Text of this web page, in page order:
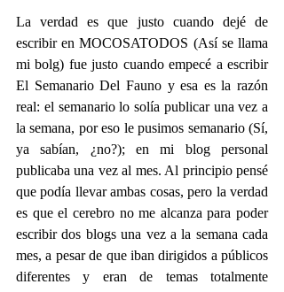
La verdad es que justo cuando dejé de
escribir en MOCOSATODOS (Así se llama
mi bolg) fue justo cuando empecé a escribir
El Semanario Del Fauno y esa es la razón
real: el semanario lo solía publicar una vez a
la semana, por eso le pusimos semanario (Sí,
ya sabían, ¿no?); en mi blog personal
publicaba una vez al mes. Al principio pensé
que podía llevar ambas cosas, pero la verdad
es que el cerebro no me alcanza para poder
escribir dos blogs una vez a la semana cada
mes, a pesar de que iban dirigidos a públicos
diferentes y eran de temas totalmente